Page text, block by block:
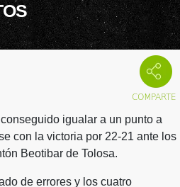
igualar a un punto a
con la victoria por 22-21 ante los
Beotibar de Tolosa.
de errores y los cuatro